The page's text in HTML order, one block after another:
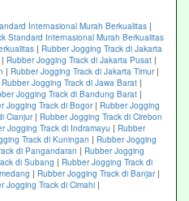
Internasional Murah Berkualitas |
Standard Internasional Murah Berkualitas
| Rubber Jogging Track di Jakarta
| Rubber Jogging Track di Jakarta Pusat |
| Rubber Jogging Track di Jakarta Timur|
Rubber Jogging Track di Jawa Barat |
Jogging Track di Bandung Barat |
Jogging Track di Bogor| Rubber Jogging
Cianjur| Rubber Jogging Track di Cirebon
Jogging Track di Indramayu | Rubber
Track di Kuningan | Rubber Jogging
di Pangandaran | Rubber Jogging
di Subang | Rubber Jogging Track di
| Rubber Jogging Track di Banjar|
Jogging Track di Cimahi |